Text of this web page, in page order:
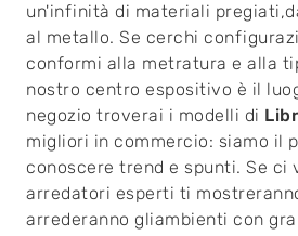
un'infinità di materiali
al metallo. Se cerchi
conformi alla metratura e alla
nostro centro espositivo è il
negozio troverai i modelli di
migliori in commercio: siamo il
conoscere trend e spunti. Se ci
arredatori esperti ti
arrederanno gliambienti con